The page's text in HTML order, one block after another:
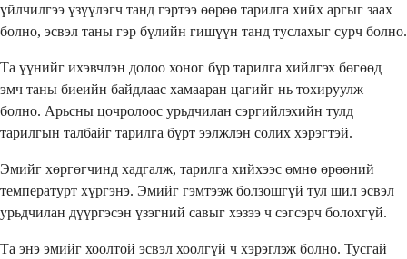
үйлчилгээ үзүүлэгч танд гэртээ өөрөө тарилга хийх аргыг заах
болно, эсвэл таны гэр бүлийн гишүүн танд туслахыг сурч болно.
Та үүнийг ихэвчлэн долоо хоног бүр тарилга хийлгэх бөгөөд
эмч таны биеийн байдлаас хамааран цагийг нь тохируулж
болно. Арьсны цочролоос урьдчилан сэргийлэхийн тулд
тарилгын талбайг тарилга бүрт ээлжлэн солих хэрэгтэй.
Эмийг хөргөгчинд хадгалж, тарилга хийхээс өмнө өрөөний
температурт хүргэнэ. Эмийг гэмтээж болзошгүй тул шил эсвэл
урьдчилан дүүргэсэн үзэгний савыг хэзээ ч сэгсэрч болохгүй.
Та энэ эмийг хоолтой эсвэл хоолгүй ч хэрэглэж болно. Тусгай